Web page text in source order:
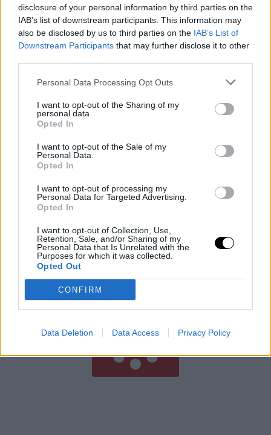
disclosure of your personal information by third parties on the
IAB’s list of downstream participants. This information may
also be disclosed by us to third parties on the IAB’s List of
Downstream Participants that may further disclose it to other
Personal Data Processing Opt Outs
I want to opt-out of the Sharing of my
personal data.
Opted In
I want to opt-out of the Sale of my
Personal Data.
Opted In
I want to opt-out of processing my
Personal Data for Targeted Advertising.
Opted In
I want to opt-out of Collection, Use,
Retention, Sale, and/or Sharing of my
Personal Data that Is Unrelated with the
Purposes for which it was collected.
Opted Out
CONFIRM
Data Deletion Data Access Privacy Policy
reaktorok
Rooby
augusztus 5, 2026
Aszály és hőség: bezárják a
pisztrángvizeket
vízhőmérséklet veszélyezteti a pisztrángállományt,
ezért az Egyesült Államok nyugati államaiban délutáni
horgászati tilalmakat vezettek be. A klímaváltozás
Rooby
augusztus 5, 2026
Még több cikk